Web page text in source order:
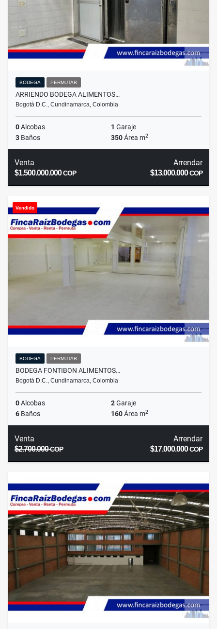
BODEGA PERMUTAR
ARRIENDO BODEGA ALIMENTOS…
Bogotá D.C., Cundinamarca, Colombia
0Alcobas 1 Garaje
3 Baños 350Área m2
Venta
$1.500.000.000COP
Arrendar
$13.000.000COP
Vendido
BODEGA PERMUTAR
BODEGA FONTIBON ALIMENTOS…
Bogotá D.C., Cundinamarca, Colombia
0Alcobas 2Garaje
6 Baños 160Área m2
Venta
$2.700.000COP
Arrendar
$17.000.000COP